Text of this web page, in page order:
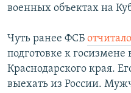
военных объектах на
Чуть ранее ФСБ
подготовке к
Краснодарского края.
выехать из России.